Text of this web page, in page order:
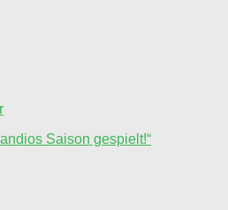
Saison gespielt!“